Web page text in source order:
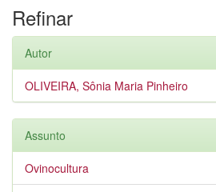
Refinar
Autor
OLIVEIRA, Sônia Maria Pinheiro
Assunto
Ovinocultura